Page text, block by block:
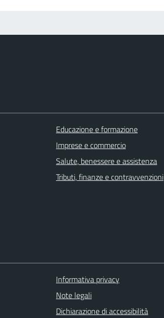
Educazione e formazione
Imprese e commercio
Salute, benessere e assistenza
Tributi, finanze e contravvenzioni
Informativa privacy
Note legali
Dichiarazione di accessibilità